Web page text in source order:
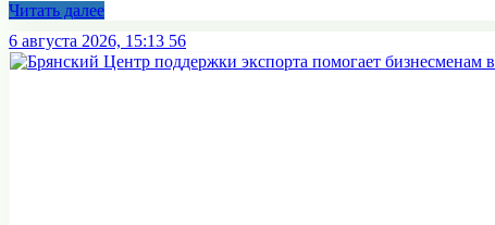
Читать далее
6 августа 2026, 15:13 56